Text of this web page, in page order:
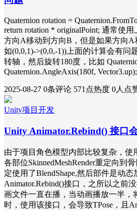
Quaternion rotation =
return rotation * originalPoint; 通常使
方向A移动到方向B，但是如果方向A
如(0,0,1)->(0,0,-1))上面的计算会有问
转轴，然后旋转180度，比如
Quaternion.AngleAxis(180f,
2025-08-27 0条评论 571点热度 0人点
Unity项目开发
Unity Animator.Rebind() 接口
由于项目角色模型内部比较复杂，使
各部位SkinnedMeshRender重定向到
定使用了BlendShape,然后部件是动
Animator.Rebind()接口，之所以之前
画文件一直在播，当动画播放一半，
时，使用该接口，会导致TPose，且